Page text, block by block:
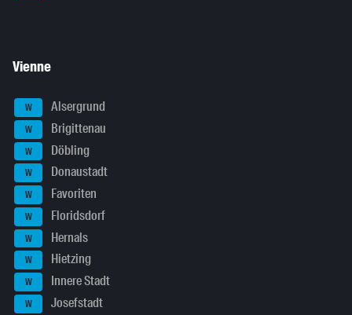
Vienne
W Alsergrund
W Brigittenau
W Döbling
W Donaustadt
W Favoriten
W Floridsdorf
W Hernals
W Hietzing
W Innere Stadt
W Josefstadt